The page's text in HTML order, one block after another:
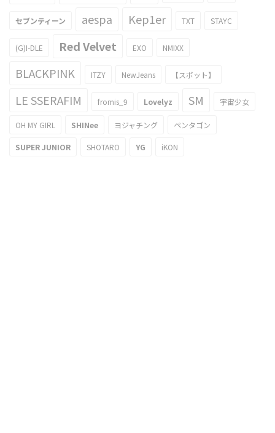
セブンティーン aespa Kep1er TXT STAYC
(G)I-DLE Red Velvet EXO NMIXX
BLACKPINK ITZY NewJeans 【スポット】
LE SSERAFIM fromis_9 Lovelyz SM 宇宙少女
OH MY GIRL SHINee ヨジャチング ペンタゴン
SUPER JUNIOR SHOTARO YG iKON